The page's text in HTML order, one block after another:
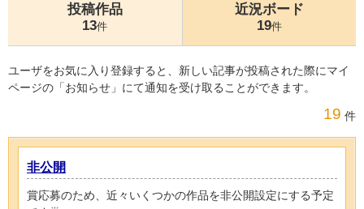
投稿作品
13件
近況ボード
19件
ユーザをお気に入り登録すると、新しい記事が投稿された際にマイ
ページの「お知らせ」にて通知を受け取ることができます。
19 件
非公開
賞応募のため、近々いくつかの作品を非公開設定にする予定